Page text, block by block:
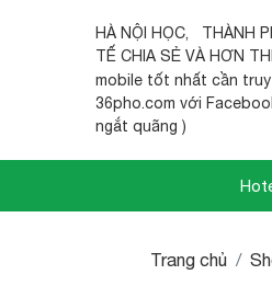
HÀ NỘI HỌC, THÀNH
TẾ CHIA SẺ VÀ HƠN
mobile tốt nhất cần
36pho.com với
ngắt quãng )
Trang chủ